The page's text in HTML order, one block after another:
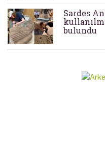
Sardes
bulundu